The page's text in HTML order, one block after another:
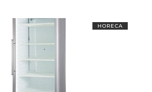
HORECA